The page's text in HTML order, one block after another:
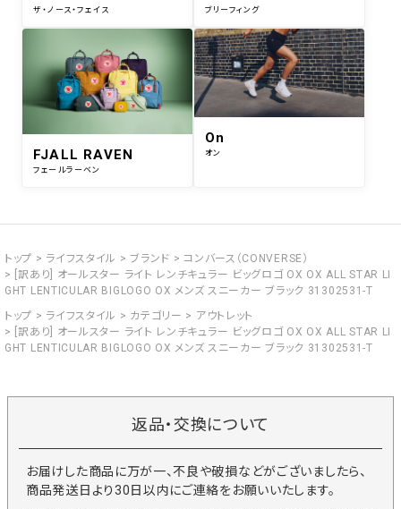
ザ・ノース・フェイス ブリーフィング
FJALL RAVEN
フェールラーベン
On
オン
トップ ライフスタイル ブランド
コンバース（CONVERSE）
[訳あり] オールスター ライト レンチキュラー ビッグロゴ OX OX ALL STAR LI
GHT LENTICULAR BIGLOGO OX メンズ スニーカー ブラック 31302531-T
トップ
ライフスタイル カテゴリー
アウトレット
[訳あり] オールスター ライト レンチキュラー ビッグロゴ OX OX ALL STAR LI
GHT LENTICULAR BIGLOGO OX メンズ スニーカー ブラック 31302531-T
返品・交換について
お届けした商品に万が一、不良や破損などがございましたら、
商品発送日より30日以内にご連絡をお願いいたします。